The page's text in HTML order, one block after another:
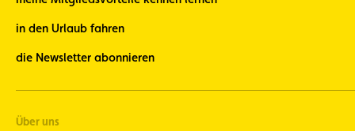
in den Urlaub fahren
die Newsletter abonnieren
Über uns